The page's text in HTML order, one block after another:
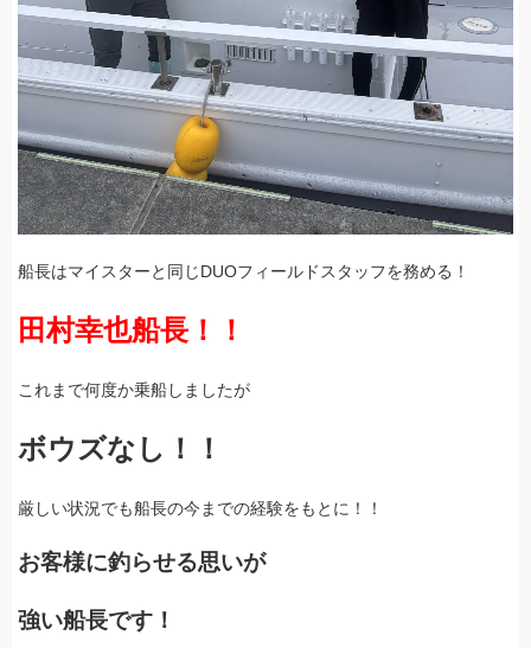
船長はマイスターと同じDUOフィールドスタッフを務める！
田村幸也船長！！
これまで何度か乗船しましたが
ボウズなし！！
厳しい状況でも船長の今までの経験をもとに！！
お客様に釣らせる思いが
強い船長です！